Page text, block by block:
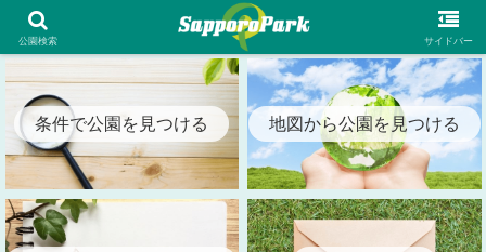
札幌市内の全公園情報を検索出来る札幌パーク（SapporoPark）
条件で公園を見つける 地図から公園を見つける
公園検索 サイドバー